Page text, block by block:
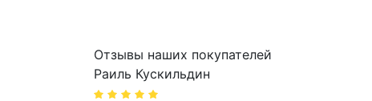
Отзывы наших покупателей
Раиль Кускильдин